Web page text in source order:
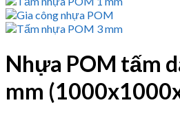
Nhựa POM tấm
mm